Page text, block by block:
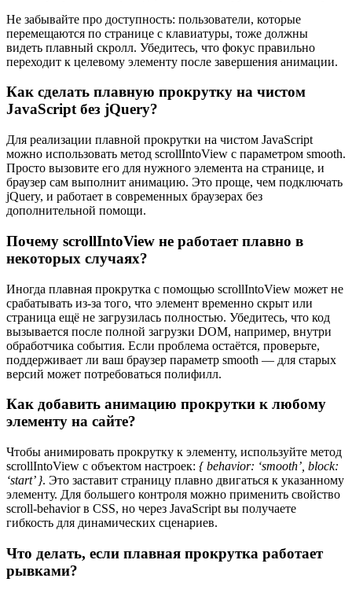
Не забывайте про доступность: пользователи, которые
перемещаются по странице с клавиатуры, тоже должны
видеть плавный скролл. Убедитесь, что фокус правильно
переходит к целевому элементу после завершения анимации.
Как сделать плавную прокрутку на чистом
JavaScript без jQuery?
Для реализации плавной прокрутки на чистом JavaScript
можно использовать метод scrollIntoView с параметром smooth.
Просто вызовите его для нужного элемента на странице, и
браузер сам выполнит анимацию. Это проще, чем подключать
jQuery, и работает в современных браузерах без
дополнительной помощи.
Почему scrollIntoView не работает плавно в
некоторых случаях?
Иногда плавная прокрутка с помощью scrollIntoView может не
срабатывать из-за того, что элемент временно скрыт или
страница ещё не загрузилась полностью. Убедитесь, что код
вызывается после полной загрузки DOM, например, внутри
обработчика события. Если проблема остаётся, проверьте,
поддерживает ли ваш браузер параметр smooth — для старых
версий может потребоваться полифилл.
Как добавить анимацию прокрутки к любому
элементу на сайте?
Чтобы анимировать прокрутку к элементу, используйте метод
scrollIntoView с объектом настроек: { behavior: ‘smooth’, block:
‘start’ }. Это заставит страницу плавно двигаться к указанному
элементу. Для большего контроля можно применить свойство
scroll-behavior в CSS, но через JavaScript вы получаете
гибкость для динамических сценариев.
Что делать, если плавная прокрутка работает
рывками?